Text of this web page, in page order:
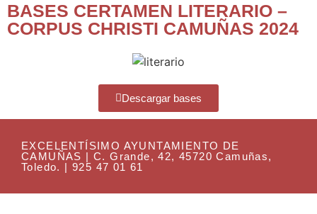
BASES CERTAMEN LITERARIO –
CORPUS CHRISTI CAMUÑAS 2024
Descargar bases
EXCELENTÍSIMO AYUNTAMIENTO DE
CAMUÑAS | C. Grande, 42, 45720 Camuñas,
Toledo. | 925 47 01 61